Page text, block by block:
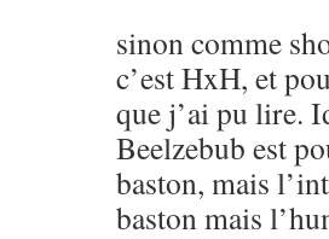
sinon comme
c’est HxH, et
que j’ai pu lire.
Beelzebub est
baston, mais
baston mais